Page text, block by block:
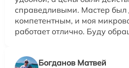
справедливыми. Мастер
компетентным, и моя
работает отлично. Буду
Богданов Матвей